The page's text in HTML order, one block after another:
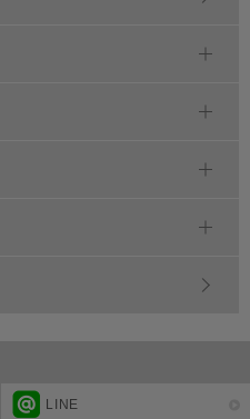
LINE